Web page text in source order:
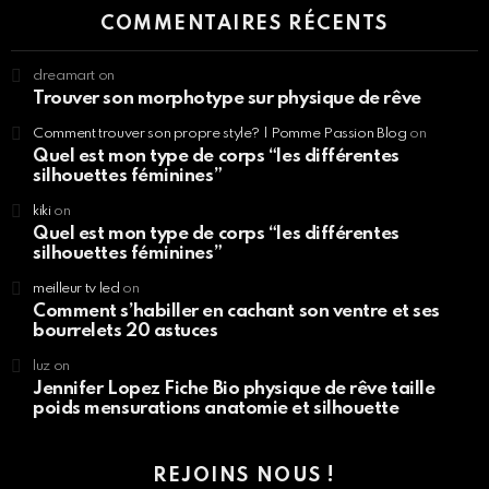
COMMENTAIRES RÉCENTS
dreamart on
Trouver son morphotype sur physique de rêve
Comment trouver son propre style? | Pomme Passion Blog on
Quel est mon type de corps “les différentes
silhouettes féminines”
kikion
Quel est mon type de corps “les différentes
silhouettes féminines”
meilleur tv led on
Comment s’habiller en cachant son ventre et ses
bourrelets 20 astuces
luzon
Jennifer Lopez Fiche Bio physique de rêve taille
poids mensurations anatomie et silhouette
REJOINS NOUS !